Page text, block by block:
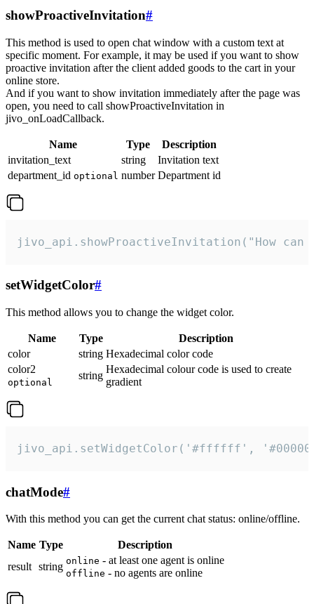
showProactiveInvitation#
This method is used to open chat window with a custom text at
specific moment. For example, it may be used if you want to show
proactive invitation after the client added goods to the cart in your
online store.
And if you want to show invitation immediately after the page was
open, you need to call showProactiveInvitation in
jivo_onLoadCallback.
Name Type
Description
invitation_text
string
Invitation text
department_id optional number Department id
jivo_api.showProactiveInvitation("How
setWidgetColor#
This method allows you to change the widget color.
Name Type
Description
color
string Hexadecimal color code
color2
optional
string
Hexadecimal colour code is used to create
gradient
jivo_api.setWidgetColor('#ffffff',
chatMode#
With this method you can get the current chat status: online/offline.
Name Type
Description
result string online - at least one agent is online
offline - no agents are online